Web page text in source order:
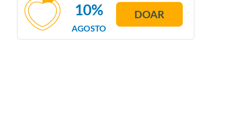
AGOSTO
10% DOAR